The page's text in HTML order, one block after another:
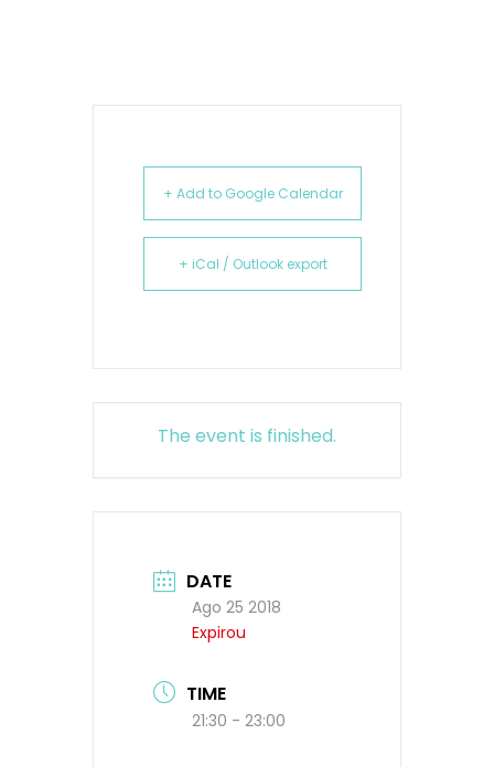
+ Add to Google Calendar
+ iCal / Outlook export
The event is finished.
DATE
Ago 25 2018
Expirou
TIME
21:30 - 23:00